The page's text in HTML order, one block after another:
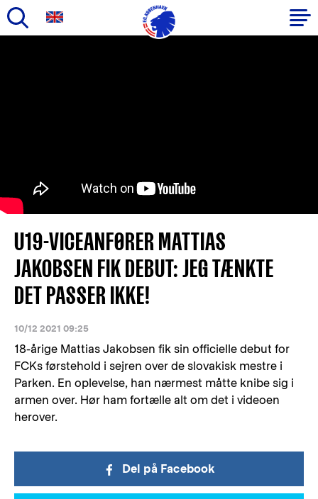
U19-VICEANFØRER MATTIAS
JAKOBSEN FIK DEBUT: JEG TÆNKTE
DET PASSER IKKE!
10/12 2021 09:25
18-årige Mattias Jakobsen fik sin officielle debut for
FCKs førstehold i sejren over de slovakisk mestre i
Parken. En oplevelse, han nærmest måtte knibe sig i
armen over. Hør ham fortælle alt om det i videoen
herover.
Del på Facebook